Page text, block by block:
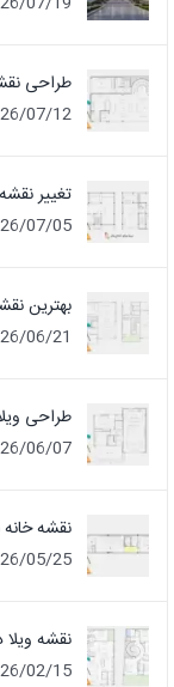
طراحی نقشه ویلا
07/12
تغییر
07/05
بهترین
06/21
طراحی ویلا
06/07
نقشه خانه با عرض 4 متر |
05/25
نقشه ویلا
02/15